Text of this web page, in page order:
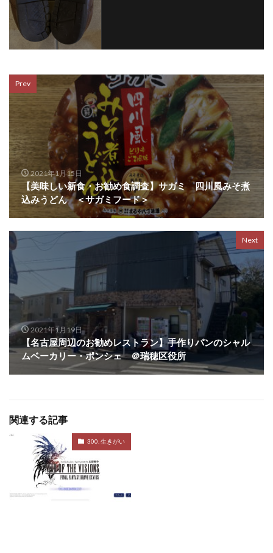
Prev
2021年1月15日
【美味しい新食・お勧め食調査】サガミ 四川風みそ煮
込みうどん ＜サガミフード＞
Next
2021年1月19日
【名古屋周辺のお勧めレストラン】手作りパンのシャル
ムベーカリー・ポンシェ ＠瑞穂区役所
関連する記事
300. 生きがい